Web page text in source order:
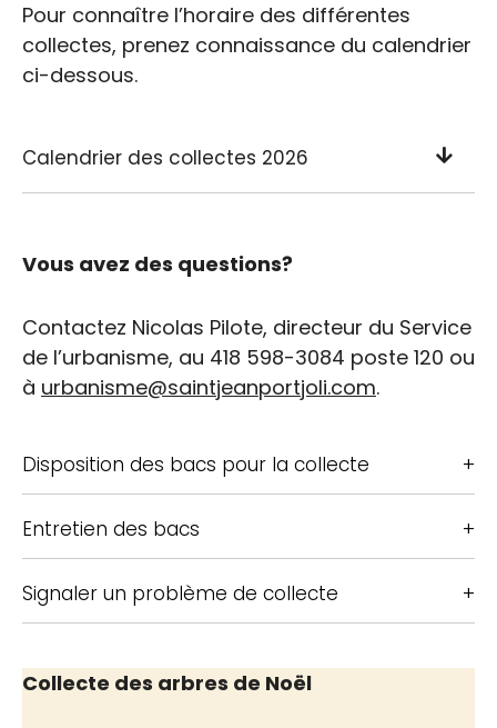
Pour connaître l’horaire des différentes
collectes, prenez connaissance du calendrier
ci-dessous.
Calendrier des collectes 2026
Vous avez des questions?
Contactez Nicolas Pilote, directeur du Service
de l’urbanisme, au 418 598-3084 poste 120 ou
à urbanisme@saintjeanportjoli.com.
Disposition des bacs pour la collecte
Entretien des bacs
Signaler un problème de collecte
Collecte des arbres de Noël